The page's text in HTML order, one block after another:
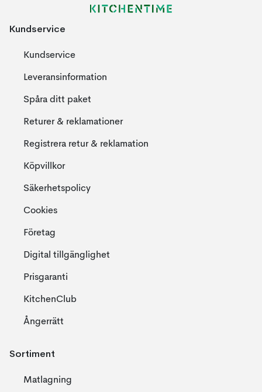
Kundservice
Kundservice
Leveransinformation
Spåra ditt paket
Returer & reklamationer
Registrera retur & reklamation
Köpvillkor
Säkerhetspolicy
Cookies
Företag
Digital tillgänglighet
Prisgaranti
KitchenClub
Ångerrätt
Sortiment
Matlagning